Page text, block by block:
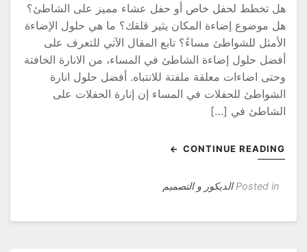
تخطط لحفل خاص أو حفل عشاء مميز على الشاطئ؟
موضوع إضاءة المكان يثير قلقك؟ ما هي حلول الإضاءة
للشواطئ مساءً؟ تابع المقال الآتي للتعرف على
حلول إضاءة الشاطئ في المساء، من الانارة الخافتة
اضاءات معلقة ملفتة للانتباه. أفضل حلول انارة
للحفلات في المساء إن إنارة الحفلات على
في […]
CONTINUE
Posted in الديكور و التصميم